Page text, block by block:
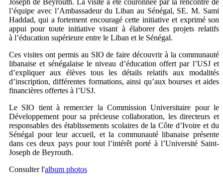
Joseph de Beyrouth. La visite a été couronnée par la rencontre de
l’équipe avec l’Ambassadeur du Liban au Sénégal, SE. M. Sami
Haddad, qui a fortement encouragé cette initiative et exprimé son
appui pour toute initiative visant à élaborer des projets relatifs
à l’éducation supérieure entre le Liban et le Sénégal.
Ces visites ont permis au SIO de faire découvrir à la communauté
libanaise et sénégalaise le niveau d’éducation offert par l’USJ et
d’expliquer aux élèves tous les détails relatifs aux modalités
d’inscription, différentes formations, ainsi qu’aux bourses et aides
financières offertes à l’USJ.
Le SIO tient à remercier la Commission Universitaire pour le
Développement pour sa précieuse collaboration, les directeurs et
responsables des établissements scolaires de la Côte d’Ivoire et du
Sénégal pour leur accueil, et la communauté libanaise présente
dans ces deux pays pour tout l’intérêt porté à l’Université Saint-
Joseph de Beyrouth.
Consulter l'album photos